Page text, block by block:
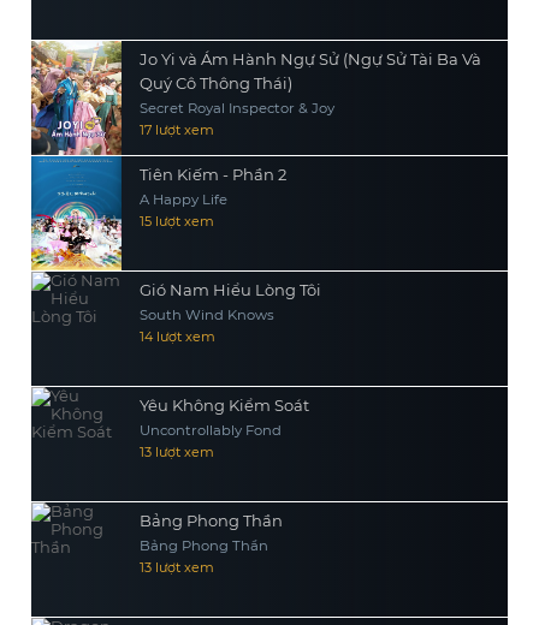
Jo Yi và Ám Hành Ngự Sử (Ngự Sử Tài Ba Và
Quý Cô Thông Thái)
Secret Royal Inspector & Joy
17 lượt xem
Tiên Kiếm - Phần 2
A Happy Life
15 lượt xem
Gió Nam Hiểu Lòng Tôi
South Wind Knows
14 lượt xem
Yêu Không Kiểm Soát
Uncontrollably Fond
13 lượt xem
Bảng Phong Thần
Bảng Phong Thần
13 lượt xem